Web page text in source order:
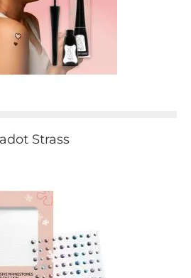
Strass